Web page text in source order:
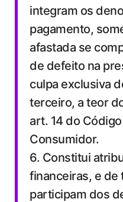
integram os
pagamento,
afastada se
de defeito na
culpa exclusiva
terceiro, a teor
art. 14 do
Consumidor.
6. Constitui
financeiras, e de
participam dos